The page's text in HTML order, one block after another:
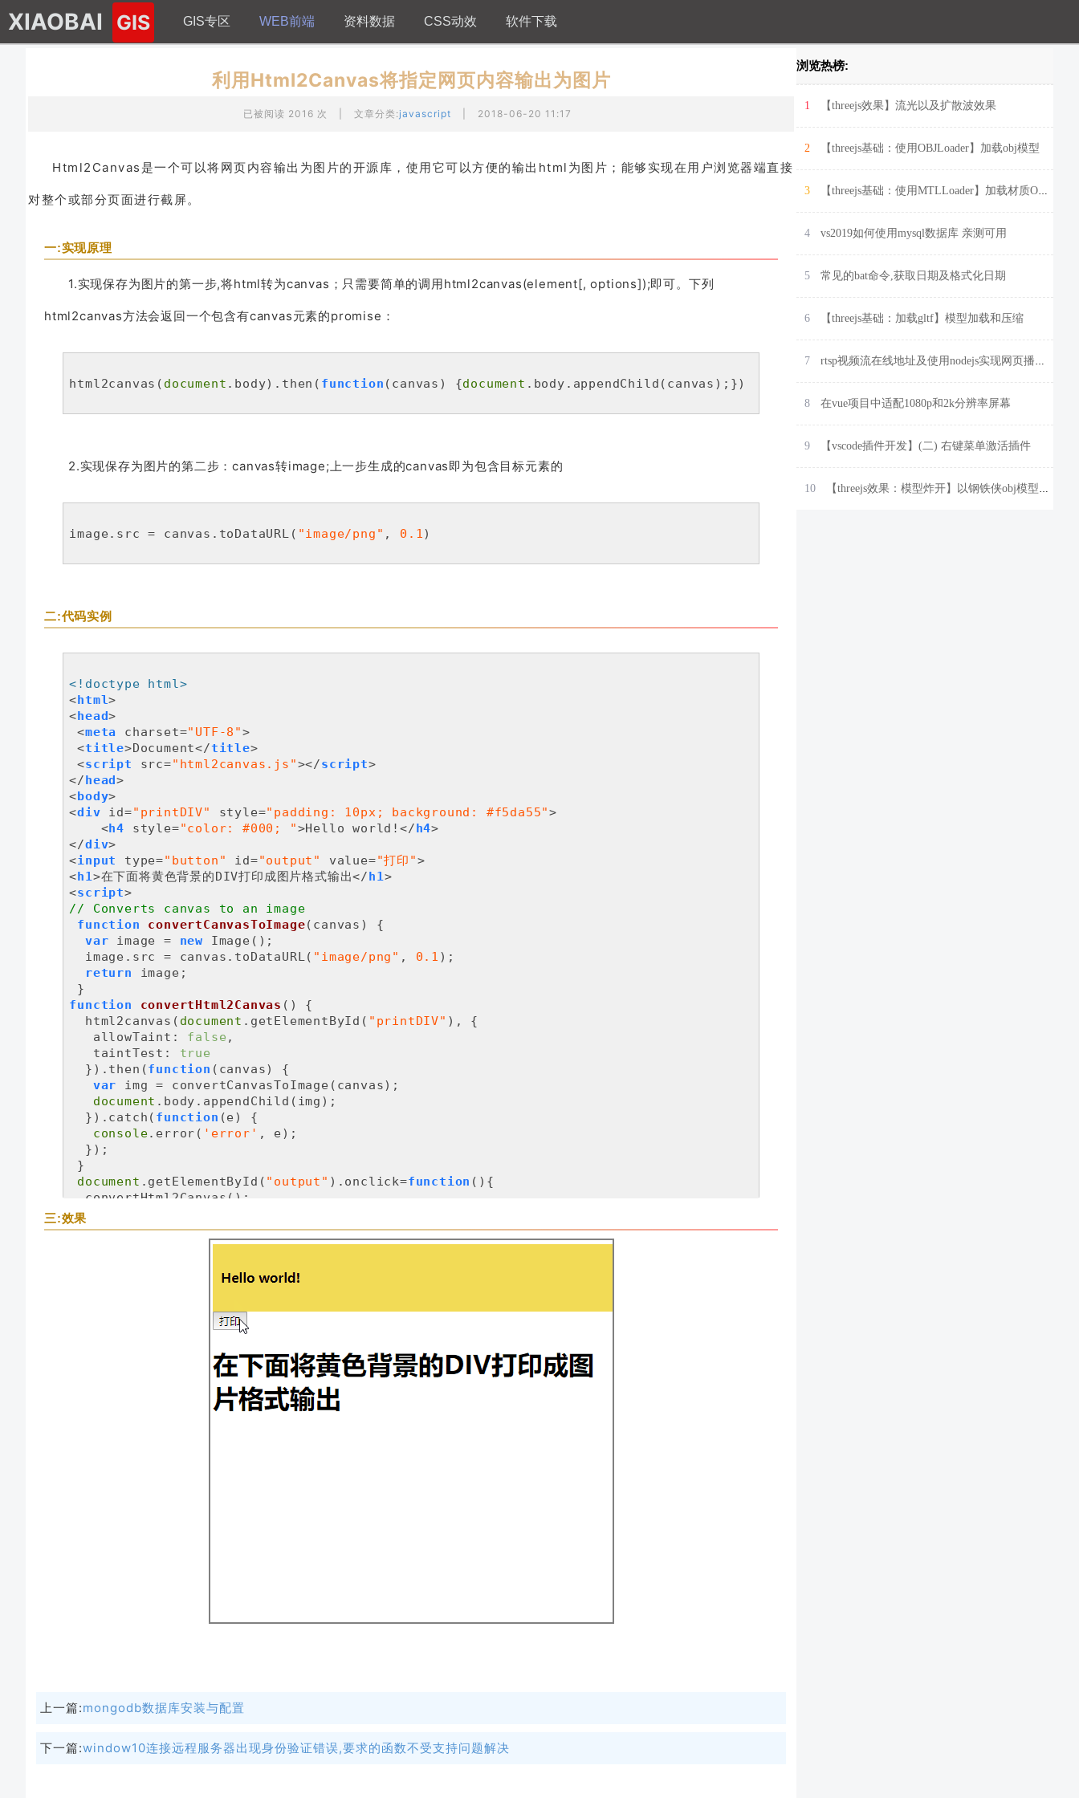
XIAOBAI GIS GIS专区 WEB前端 资料数据 CSS动效 软件下载
利用Html2Canvas将指定网页内容输出为图片
已被阅读 2016 次 文章分类:javascript 2018-06-20 11:17
Html2Canvas是一个可以将网页内容输出为图片的开源库，使用它可以方便的输出html为图片；能够实现在用户浏览器端直接
对整个或部分页面进行截屏。
一:实现原理
1.实现保存为图片的第一步,将html转为canvas；只需要简单的调用html2canvas(element[, options]);即可。下列
html2canvas方法会返回一个包含有canvas元素的promise：
html2canvas( document .body).then( function ( canvas ) {document .body.appendChild(canvas);})
2.实现保存为图片的第二步：canvas转image;上一步生成的canvas即为包含目标元素的
image.src = canvas.toDataURL( "image/png" , 0.1 )
二:代码实例
<!doctype html>
<html>
<head>
<meta charset="UTF-8">
<title>Document</title>
<script src="html2canvas.js"></script>
</head>
<body>
<div id="printDIV" style="padding: 10px; background: #f5da55">
<h4 style="color: #000; ">Hello world!</h4>
</div>
<input type="button" id="output" value="打印">
<h1 >在下面将黄色背景的DIV打印成图片格式输出</h1 >
<script>
// Converts canvas to an image
function
convertCanvasToImage( canvas ) {
var image = new Image();
  image.src = canvas.toDataURL(
"image/png" , 0.1 );
return image;
function
convertHtml2Canvas ( ) {
  html2canvas(
document .getElementById( "printDIV" ), {
allowTaint : false ,
taintTest : true
  }).then(
function ( canvas) {
var img = convertCanvasToImage(canvas);
document .body.appendChild(img);
  }).catch(
function (e ) {
console.error( 'error' , e);
  });
}
document .getElementById( "output" ).onclick=function ( ) {
  convertHtml2Canvas();
</script>
三:效果
上一篇:mongodb数据库安装与配置
下一篇:window10连接远程服务器出现身份验证错误,要求的函数不受支持问题解决
浏览热榜:
1 【threejs效果】流光以及扩散波效果
2 【threejs基础：使用OBJLoader】加载obj模型
3 【threejs基础：使用MTLLoader】加载材质OBj模型
4 vs2019如何使用mysql数据库 亲测可用
5 常见的bat命令,获取日期及格式化日期
6 【threejs基础：加载gltf】模型加载和压缩
7 rtsp视频流在线地址及使用nodejs实现网页播放rtsp视频流
8 在vue项目中适配1080p和2k分辨率屏幕
9 【vscode插件开发】(二) 右键菜单激活插件
10 【threejs效果：模型炸开】以钢铁侠obj模型为例